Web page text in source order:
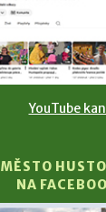
YouTube
MĚSTO
NA